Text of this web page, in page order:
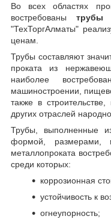
Во всех областях
востребованытрубы
"ТехТоргАлматы"
ценам.
Трубы составляют
проката из
наиболее
машиностроении,
также в
других отраслей
Трубы, выполненные
формой, размерами,
металлопроката
среди которых:
коррозионная
устойчивость к
огнеупорность;